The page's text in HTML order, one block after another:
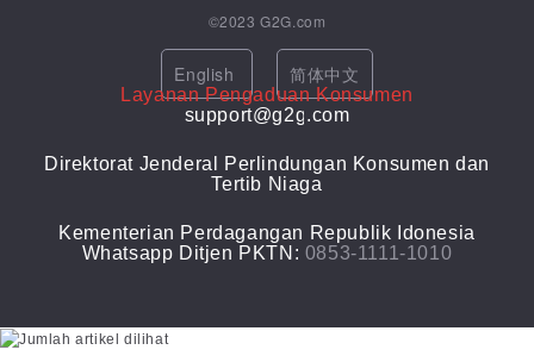
©2023G2G.com
English 简体中文
Layanan Pengaduan Konsumen
support@g2g.com
Direktorat Jenderal Perlindungan Konsumen dan
Tertib Niaga
Kementerian Perdagangan Republik Idonesia
Whatsapp Ditjen PKTN: 0853-1111-1010